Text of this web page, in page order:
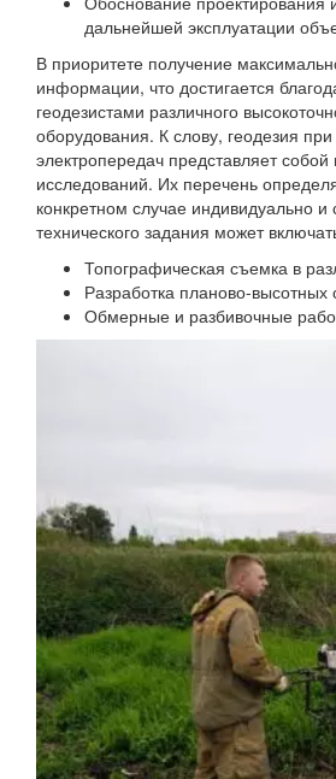
дальнейшей эксплуатации
В приоритете получение
информации, что достигается
геодезистами различного
оборудования. К слову, геодезия
электропередач представляет собой
исследований. Их перечень
конкретном случае индивидуально и
технического задания может
Топографическая съемка в
Разработка планово-высотных
Обмерные и разбивочные